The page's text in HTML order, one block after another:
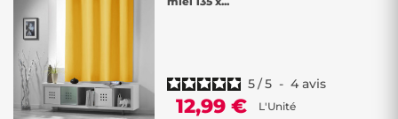
s'adapte à tous les styles de décoration tout
en offrant un excellent confort au quotidien.
5/5 - 4 avis
12,99 € L'Unité